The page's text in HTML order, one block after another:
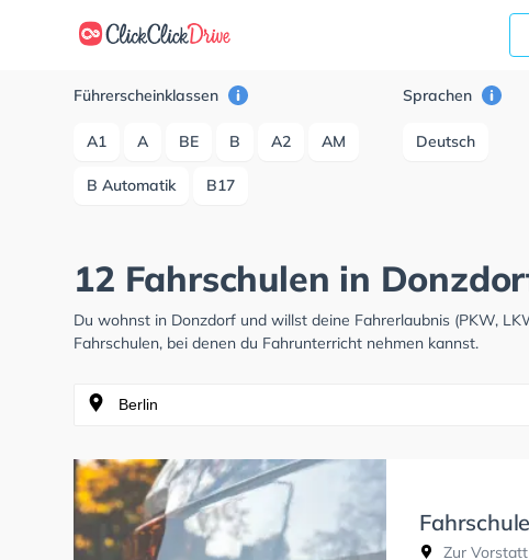
Führerscheinklassen
A1 A BE B A2 AM
B Automatik B17
Sprachen
Deutsch
12 Fahrschulen in
Du wohnst in Donzdorf und willst deine Fahrerlaubnis (PKW,
Fahrschulen, bei denen du Fahrunterricht nehmen kannst.
Zur